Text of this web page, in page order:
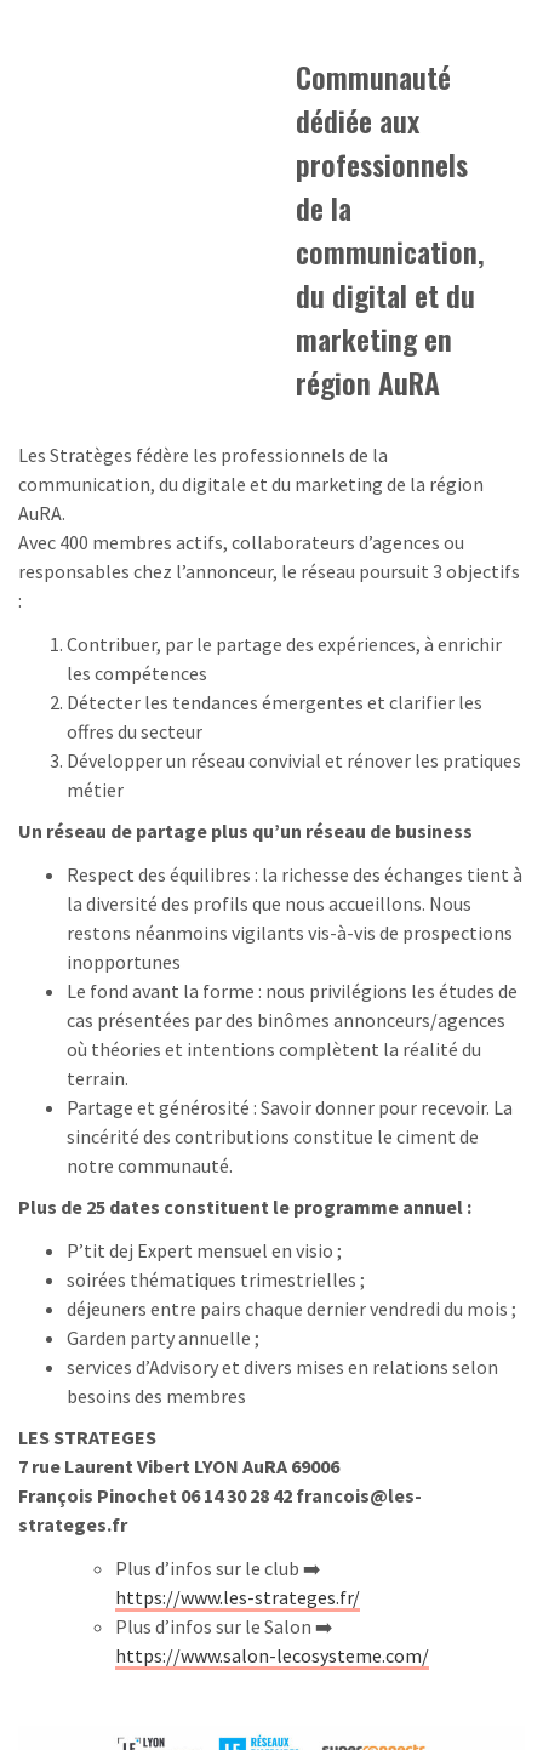
Communauté
dédiée aux
professionnels
de la
communication,
du digital et du
marketing en
région AuRA
Les Stratèges fédère les professionnels de la
communication, du digitale et du marketing de la région
AuRA.
Avec 400 membres actifs, collaborateurs d’agences ou
responsables chez l’annonceur, le réseau poursuit 3 objectifs
:
Contribuer, par le partage des expériences, à enrichir
les compétences
Détecter les tendances émergentes et clarifier les
offres du secteur
Développer un réseau convivial et rénover les pratiques
métier
Un réseau de partage plus qu’un réseau de business
Respect des équilibres : la richesse des échanges tient à
la diversité des profils que nous accueillons. Nous
restons néanmoins vigilants vis-à-vis de prospections
inopportunes
Le fond avant la forme : nous privilégions les études de
cas présentées par des binômes annonceurs/agences
où théories et intentions complètent la réalité du
terrain.
Partage et générosité : Savoir donner pour recevoir. La
sincérité des contributions constitue le ciment de
notre communauté.
Plus de 25 dates constituent le programme annuel :
P’tit dej Expert mensuel en visio ;
soirées thématiques trimestrielles ;
déjeuners entre pairs chaque dernier vendredi du mois ;
Garden party annuelle ;
services d’Advisory et divers mises en relations selon
besoins des membres
LES STRATEGES
7 rue Laurent Vibert LYON AuRA 69006
François Pinochet 06 14 30 28 42 francois@les-
strateges.fr
Plus d’infos sur le club ➡️
https://www.les-strateges.fr/
Plus d’infos sur le Salon ➡️
https://www.salon-lecosysteme.com/